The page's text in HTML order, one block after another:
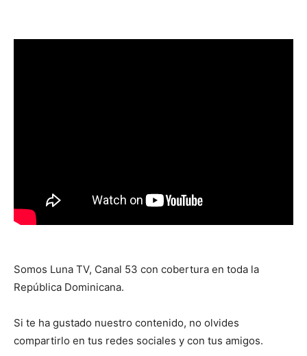
Somos Luna TV, Canal 53 con cobertura en toda la
República Dominicana.
Si te ha gustado nuestro contenido, no olvides
compartirlo en tus redes sociales y con tus amigos.